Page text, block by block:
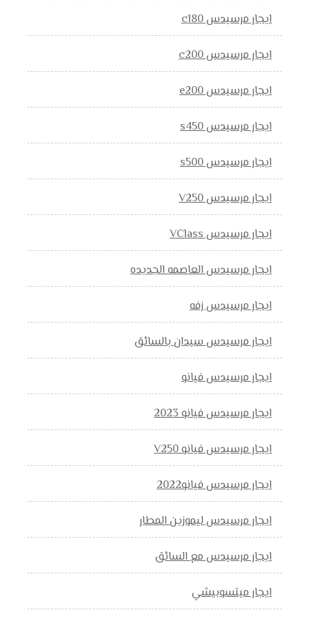
ايجار مرسيدس c180
ايجار مرسيدس c200
ايجار مرسيدس e200
ايجار مرسيدس s450
ايجار مرسيدس s500
ايجار مرسيدس V250
ايجار مرسيدس VClass
ايجار مرسيدس العاصمه الجديده
ايجار مرسيدس زفه
ايجار مرسيدس سيدان بالسائق
ايجار مرسيدس فيانو
ايجار مرسيدس فيانو 2023
ايجار مرسيدس فيانو V250
ايجار مرسيدس فيانو2022
ايجار مرسيدس ليموزين المطار
ايجار مرسيدس مع السائق
ايجار ميتسوبيشي